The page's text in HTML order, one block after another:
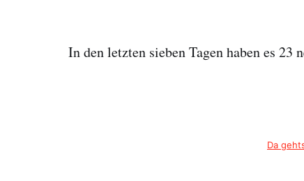
In den letzten sieben Tagen haben es 23
Da